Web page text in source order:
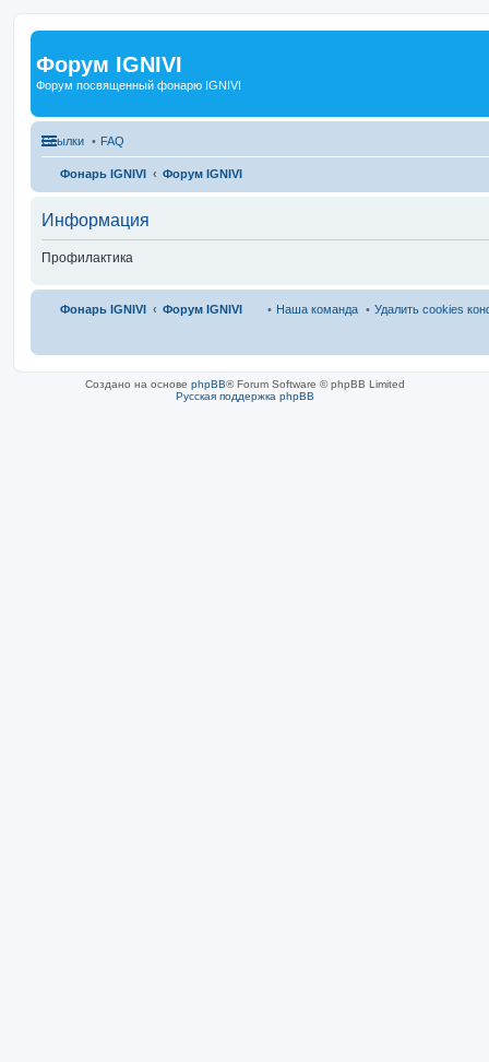
Форум IGNIVI
Форум посвященный фонарю IGNIVI
Ссылки FAQ
Фонарь IGNIVI Форум IGNIVI
Информация
Профилактика
Фонарь IGNIVI Форум IGNIVI Удалить cookies
Наша команда
Создано на основе phpBB® Forum Software © phpBB Limited
Русская поддержка phpBB